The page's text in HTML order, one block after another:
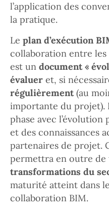
l’application des
la pratique.
Le plan d’exécution
collaboration entre
est un document «
évaluer et, si
régulièrement(au
importante du projet).
phase avec l’évolution
et des connaissances
partenaires de projet.
permettra en outre
transformations du
maturité atteint dans
collaboration BIM.